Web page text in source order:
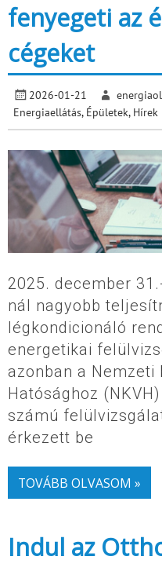
fenyegeti az
cégeket
2026-01-21
Energiaellátás, Épületek, Hírek
2025. december
nál nagyobb
légkondicionáló
energetikai
azonban a Nemzeti
Hatósághoz
számú
érkezett be
TOVÁBB OLVASOM »
Indul az